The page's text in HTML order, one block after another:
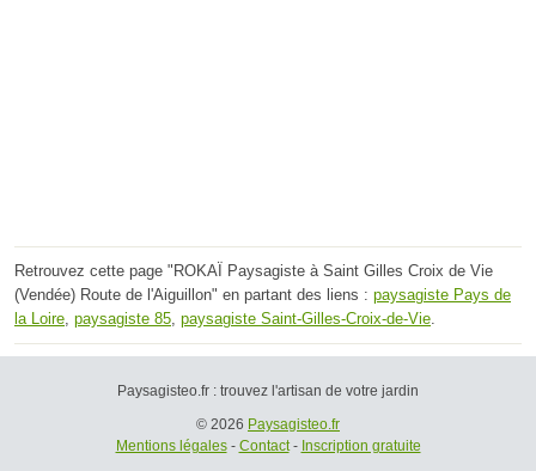
Retrouvez cette page "ROKAÏ Paysagiste à Saint Gilles Croix de Vie
(Vendée) Route de l'Aiguillon" en partant des liens : paysagiste Pays de
la Loire, paysagiste 85, paysagiste Saint-Gilles-Croix-de-Vie.
Paysagisteo.fr : trouvez l'artisan de votre jardin
© 2026 Paysagisteo.fr
Mentions légales- Contact- Inscription gratuite